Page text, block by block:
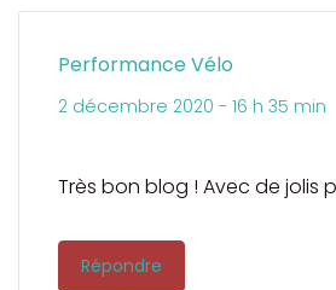
Performance Vélo
2 décembre 2020 - 16 h 35 min
Très bon blog ! Avec de jolis
Répondre